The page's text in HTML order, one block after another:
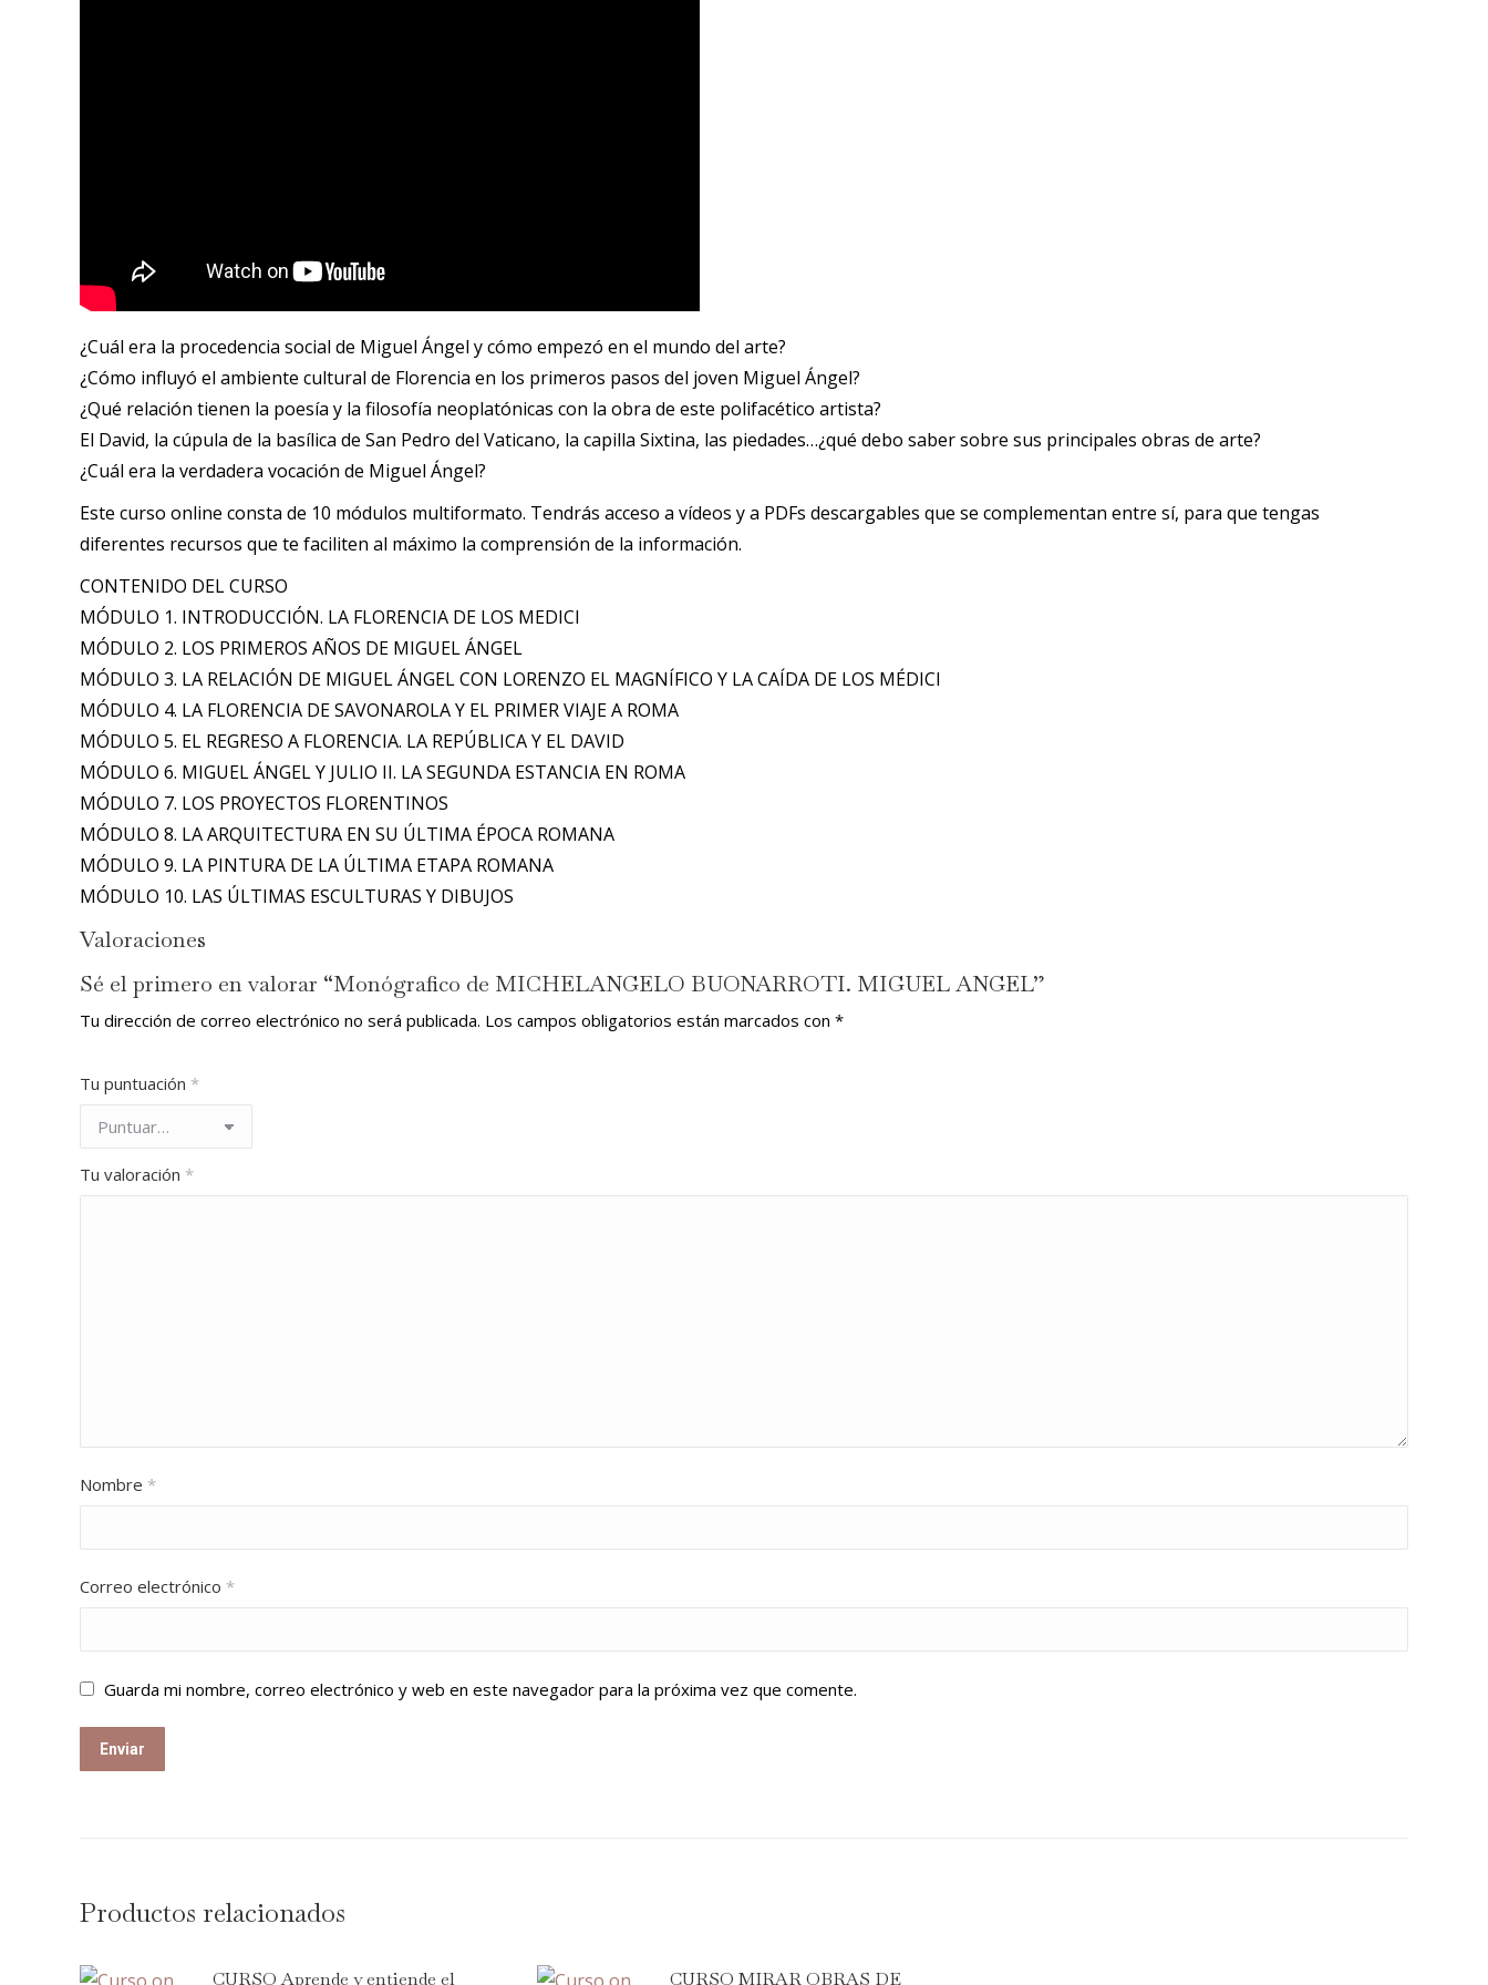
¿Cuál era la procedencia social de Miguel Ángel y cómo empezó en el mundo del arte?
¿Cómo influyó el ambiente cultural de Florencia en los primeros pasos del joven Miguel Ángel?
¿Qué relación tienen la poesía y la filosofía neoplatónicas con la obra de este polifacético artista?
El David, la cúpula de la basílica de San Pedro del Vaticano, la capilla Sixtina, las piedades…¿qué debo saber sobre sus principales obras de arte?
¿Cuál era la verdadera vocación de Miguel Ángel?
Este curso online consta de 10 módulos multiformato. Tendrás acceso a vídeos y a PDFs descargables que se complementan entre sí, para que tengas
diferentes recursos que te faciliten al máximo la comprensión de la información.
CONTENIDO DEL CURSO
MÓDULO 1. INTRODUCCIÓN. LA FLORENCIA DE LOS MEDICI
MÓDULO 2. LOS PRIMEROS AÑOS DE MIGUEL ÁNGEL
MÓDULO 3. LA RELACIÓN DE MIGUEL ÁNGEL CON LORENZO EL MAGNÍFICO Y LA CAÍDA DE LOS MÉDICI
MÓDULO 4. LA FLORENCIA DE SAVONAROLA Y EL PRIMER VIAJE A ROMA
MÓDULO 5. EL REGRESO A FLORENCIA. LA REPÚBLICA Y EL DAVID
MÓDULO 6. MIGUEL ÁNGEL Y JULIO II. LA SEGUNDA ESTANCIA EN ROMA
MÓDULO 7. LOS PROYECTOS FLORENTINOS
MÓDULO 8. LA ARQUITECTURA EN SU ÚLTIMA ÉPOCA ROMANA
MÓDULO 9. LA PINTURA DE LA ÚLTIMA ETAPA ROMANA
MÓDULO 10. LAS ÚLTIMAS ESCULTURAS Y DIBUJOS
Valoraciones
Sé el primero en valorar “Monógrafico de MICHELANGELO BUONARROTI. MIGUEL ANGEL”
Tu dirección de correo electrónico no será publicada. Los campos obligatorios están marcados con *
Tu puntuación *
Tu valoración *
Nombre *
Correo electrónico *
Guarda mi nombre, correo electrónico y web en este navegador para la próxima vez que comente.
Productos relacionados
CURSO Aprende y entiende el CURSO MIRAR OBRAS DE